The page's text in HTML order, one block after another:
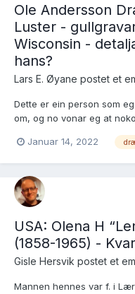
Ole Andersson
Luster -
Wisconsin -
hans?
Lars E. Øyane postet et
Dette er ein person som
om, og no vonar eg at
husmannsson frå
Januar 14, 2022
USA: Olena H
(1858-1965) -
Gisle Hersvik postet et
Mannen hennes var f. i